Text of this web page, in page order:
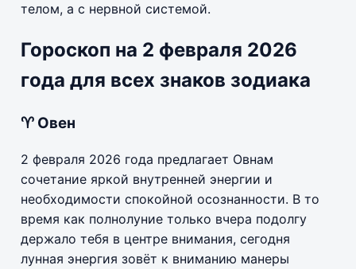
телом, а с нервной системой.
Гороскоп на 2 февраля 2026
года для всех знаков зодиака
♈ Овен
2 февраля 2026 года предлагает Овнам
сочетание яркой внутренней энергии и
необходимости спокойной осознанности. В то
время как полнолуние только вчера подолгу
держало тебя в центре внимания, сегодня
лунная энергия зовёт к вниманию манеры